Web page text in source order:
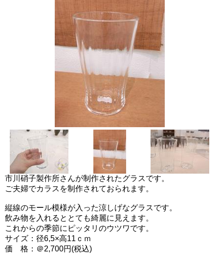
市川硝子製作所さんが制作されたグラスです。
ご夫婦でカラスを制作されておられます。
縦線のモール模様が入った涼しげなグラスです。
飲み物を入れるととても綺麗に見えます。
これからの季節にピッタリのウツワです。
サイズ：径6,5×高11ｃｍ
価 格：＠2,700円(税込)